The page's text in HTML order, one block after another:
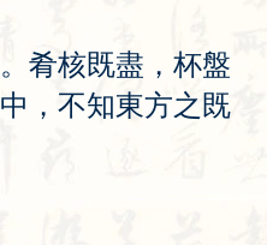
。 肴核既盡 ， 杯盤
中 ， 不知東方之 既